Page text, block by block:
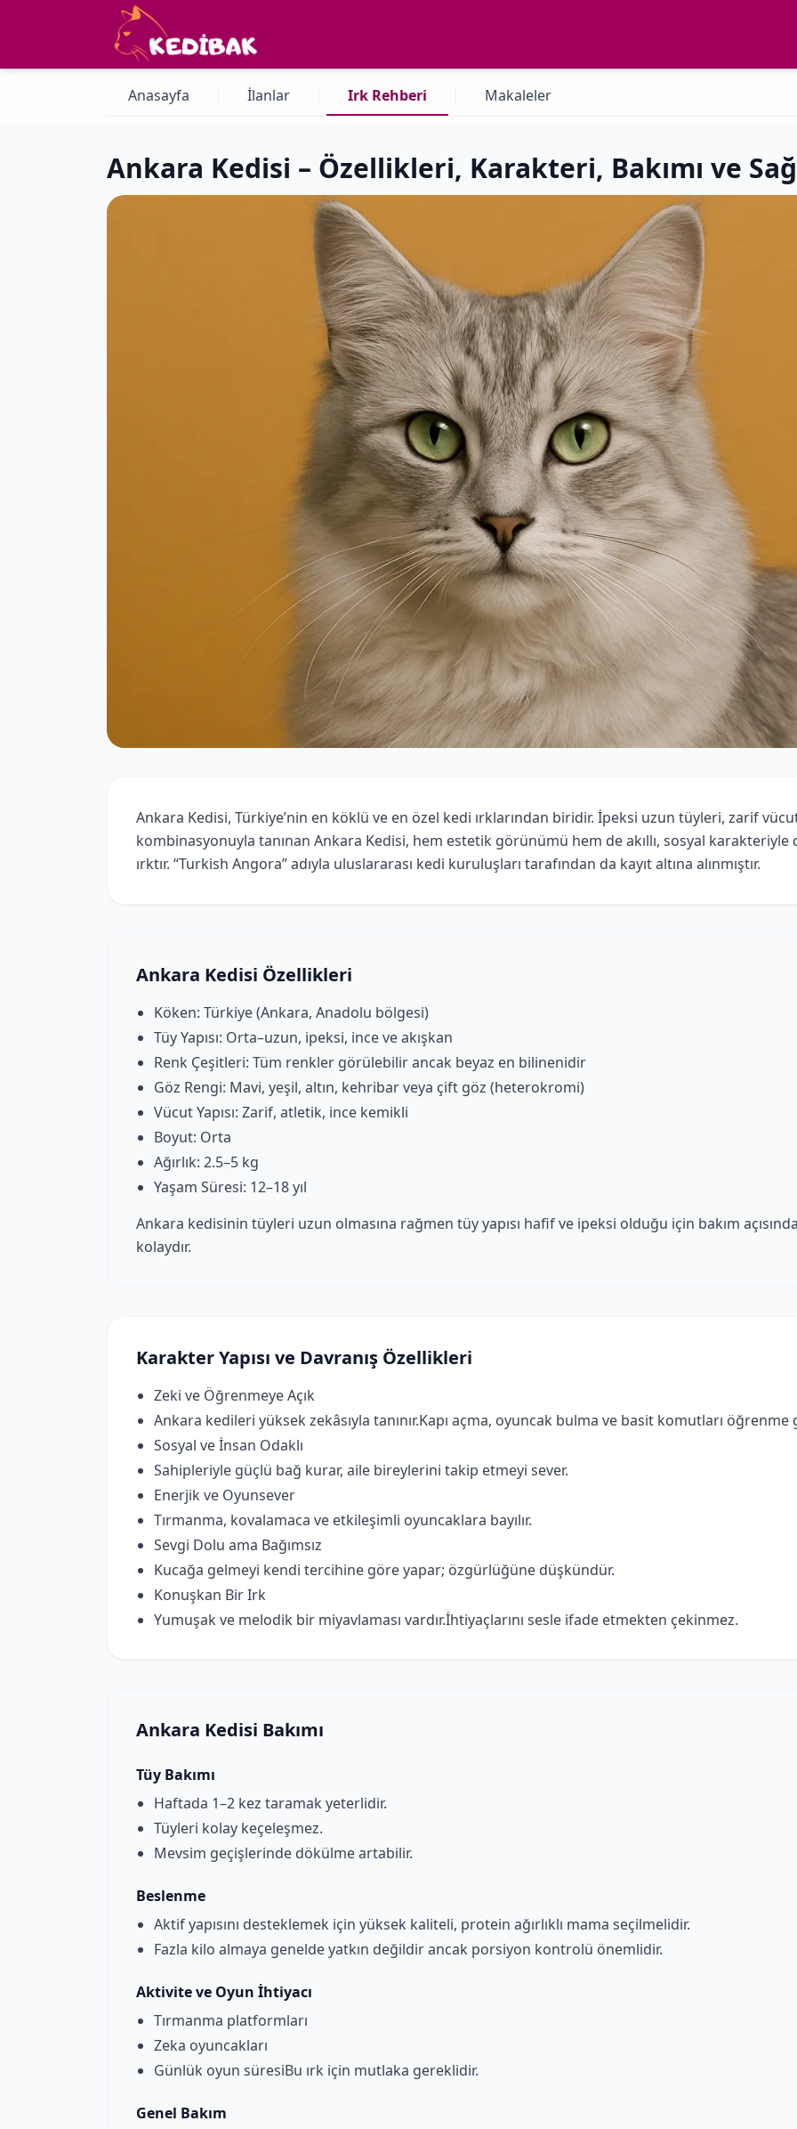
Anasayfa İlanlar Irk Rehberi Makaleler
Ankara Kedisi – Özellikleri, Karakteri, Bakımı ve
Ankara Kedisi, Türkiye’nin en köklü ve en özel kedi ırklarından biridir. İpeksi uzun tüyleri, zarif
kombinasyonuyla tanınan Ankara Kedisi, hem estetik görünümü hem de akıllı, sosyal
ırktır. “Turkish Angora” adıyla uluslararası kedi kuruluşları tarafından da kayıt altına alınmıştır.
Ankara Kedisi Özellikleri
Köken: Türkiye (Ankara, Anadolu bölgesi)
Tüy Yapısı: Orta–uzun, ipeksi, ince ve akışkan
Renk Çeşitleri: Tüm renkler görülebilir ancak beyaz en bilinenidir
Göz Rengi: Mavi, yeşil, altın, kehribar veya çift göz (heterokromi)
Vücut Yapısı: Zarif, atletik, ince kemikli
Boyut: Orta
Ağırlık: 2.5–5 kg
Yaşam Süresi: 12–18 yıl
Ankara kedisinin tüyleri uzun olmasına rağmen tüy yapısı hafif ve ipeksi olduğu için bakım
kolaydır.
Karakter Yapısı ve Davranış Özellikleri
Zeki ve Öğrenmeye Açık
Ankara kedileri yüksek zekâsıyla tanınır.Kapı açma, oyuncak bulma ve basit komutları
Sosyal ve İnsan Odaklı
Sahipleriyle güçlü bağ kurar, aile bireylerini takip etmeyi sever.
Enerjik ve Oyunsever
Tırmanma, kovalamaca ve etkileşimli oyuncaklara bayılır.
Sevgi Dolu ama Bağımsız
Kucağa gelmeyi kendi tercihine göre yapar; özgürlüğüne düşkündür.
Konuşkan Bir Irk
Yumuşak ve melodik bir miyavlaması vardır.İhtiyaçlarını sesle ifade etmekten çekinmez.
Ankara Kedisi Bakımı
Tüy Bakımı
Haftada 1–2 kez taramak yeterlidir.
Tüyleri kolay keçeleşmez.
Mevsim geçişlerinde dökülme artabilir.
Beslenme
Aktif yapısını desteklemek için yüksek kaliteli, protein ağırlıklı mama seçilmelidir.
Fazla kilo almaya genelde yatkın değildir ancak porsiyon kontrolü önemlidir.
Aktivite ve Oyun İhtiyacı
Tırmanma platformları
Zeka oyuncakları
Günlük oyun süresiBu ırk için mutlaka gereklidir.
Genel Bakım